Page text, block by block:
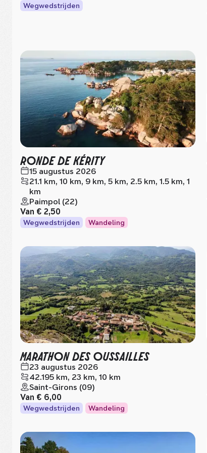
Wegwedstrijden
RONDE DE KÉRITY
15 augustus 2026
21.1 km, 10 km, 9 km, 5 km, 2.5 km, 1.5 km, 1
km
Paimpol (22)
Van € 2,50
Wegwedstrijden Wandeling
MARATHON DES OUSSAILLES
23 augustus 2026
42.195 km, 23 km, 10 km
Saint-Girons (09)
Van € 6,00
Wegwedstrijden Wandeling